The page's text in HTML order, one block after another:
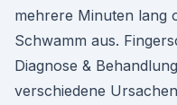
mehrere Minuten lang
Schwamm aus.
Diagnose &
verschiedene